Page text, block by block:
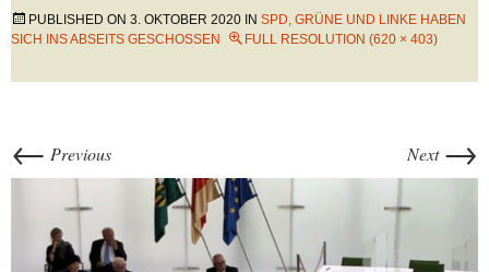
PUBLISHED ON 3. OKTOBER 2020 IN SPD, GRÜNE UND LINKE HABEN
SICH INS ABSEITS GESCHOSSEN
FULL RESOLUTION (620 × 403)
← Previous Next →